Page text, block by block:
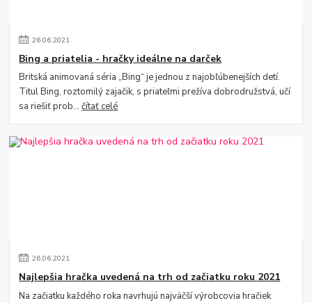
26.06.2021
Bing a priatelia - hračky ideálne na darček
Britská animovaná séria „Bing“ je jednou z najobľúbenejších detí.
Titul Bing, roztomilý zajačik, s priateľmi prežíva dobrodružstvá, učí
sa riešiť prob...čítať celé
26.06.2021
Najlepšia hračka uvedená na trh od začiatku roku 2021
Na začiatku každého roka navrhujú najväčší výrobcovia hračiek